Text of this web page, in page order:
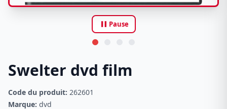
pause Pause
Swelter dvd film
Code du produit: 262601
Marque: dvd